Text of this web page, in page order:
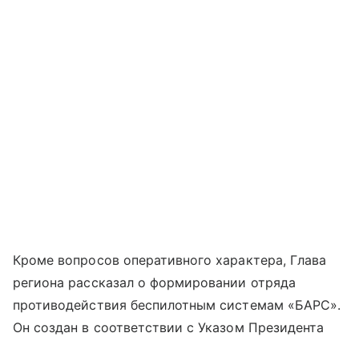
Кроме вопросов оперативного характера, Глава
региона рассказал о формировании отряда
противодействия беспилотным системам «БАРС».
Он создан в соответствии с Указом Президента